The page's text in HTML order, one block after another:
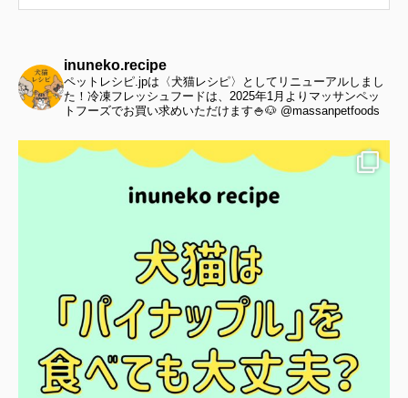
inuneko.recipe
ペットレシピ.jpは〈犬猫レシピ〉としてリニューアルしまし
た！冷凍フレッシュフードは、2025年1月よりマッサンペッ
トフーズでお買い求めいただけます🍚🐶 @massanpetfoods